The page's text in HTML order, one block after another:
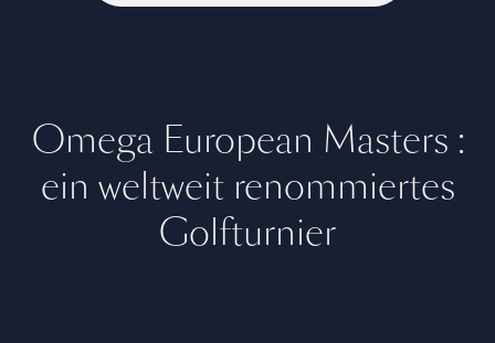
Omega European Masters :
ein weltweit renommiertes
Golfturnier